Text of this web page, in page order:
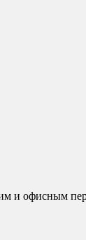
и офисным